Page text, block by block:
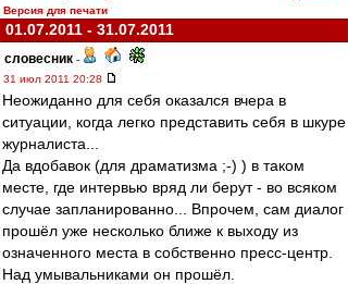
Версия для печати
01.07.2011 - 31.07.2011
словесник -
31 июл 2011 20:28
Неожиданно для себя оказался вчера в
ситуации, когда легко представить себя в шкуре
журналиста...
Да вдобавок (для драматизма ;-) ) в таком
месте, где интервью вряд ли берут - во всяком
случае запланированно... Впрочем, сам диалог
прошёл уже несколько ближе к выходу из
означенного места в собственно пресс-центр.
Над умывальниками он прошёл.